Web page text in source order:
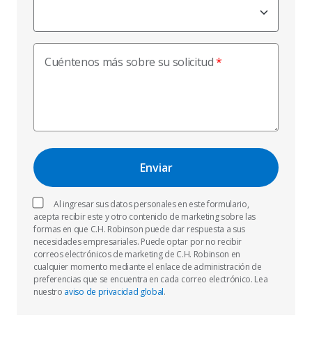
Cuéntenos más sobre su solicitud
Al ingresar sus datos personales en este formulario,
acepta recibir este y otro contenido de marketing sobre las
formas en que C.H. Robinson puede dar respuesta a sus
necesidades empresariales. Puede optar por no recibir
correos electrónicos de marketing de C.H. Robinson en
cualquier momento mediante el enlace de administración de
preferencias que se encuentra en cada correo electrónico. Lea
nuestro aviso de privacidad global.